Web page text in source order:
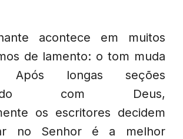
acontece em muitos
de lamento: o tom muda
longas seções
com Deus,
os escritores decidem
no Senhor é a melhor